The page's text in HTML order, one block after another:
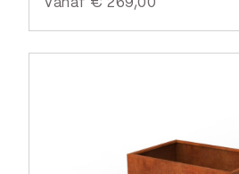
Vanaf € 269,00